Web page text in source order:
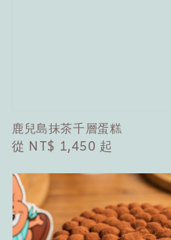
鹿兒島抹茶千層蛋糕
Regular
從 NT$ 1,450 起